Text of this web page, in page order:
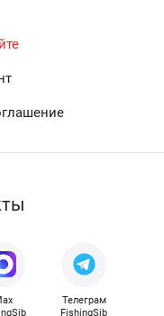
Телеграм
FishingSib